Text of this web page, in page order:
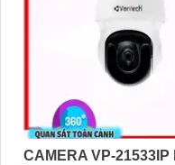
CAMERA VP-21533IP